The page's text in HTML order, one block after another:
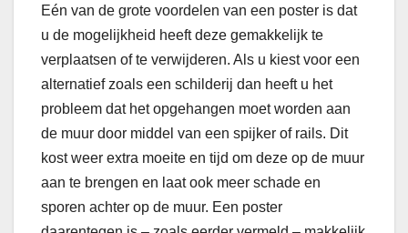
Eén van de grote voordelen van een poster is dat
u de mogelijkheid heeft deze gemakkelijk te
verplaatsen of te verwijderen. Als u kiest voor een
alternatief zoals een schilderij dan heeft u het
probleem dat het opgehangen moet worden aan
de muur door middel van een spijker of rails. Dit
kost weer extra moeite en tijd om deze op de muur
aan te brengen en laat ook meer schade en
sporen achter op de muur. Een poster